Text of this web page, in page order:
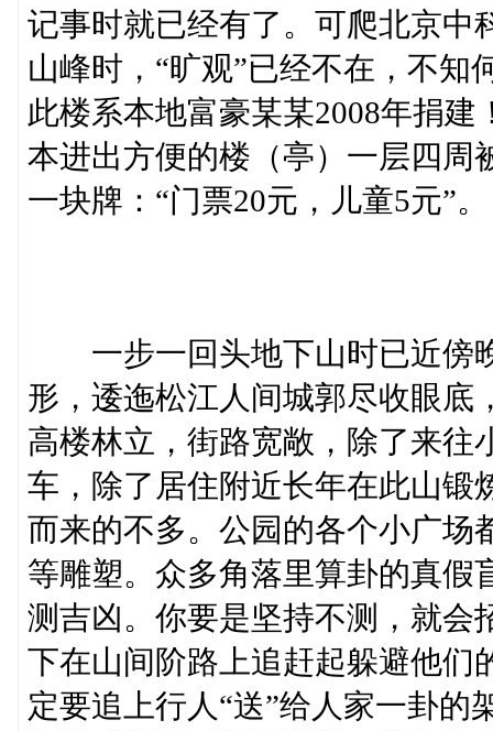
记事时就已经有了。可爬北京中
山峰时，“旷观”已经不在，不知
此楼系本地富豪某某2008年捐
本进出方便的楼（亭）一层四周
一块牌：“门票20元，儿童5元”。
一步一回头地下山时已近傍
形，逶迤松江人间城郭尽收眼底
高楼林立，街路宽敞，除了来往
车，除了居住附近长年在此山锻
而来的不多。公园的各个小广场
等雕塑。众多角落里算卦的真假
测吉凶。你要是坚持不测，就会
下在山间阶路上追赶起躲避他们
定要追上行人“送”给人家一卦的